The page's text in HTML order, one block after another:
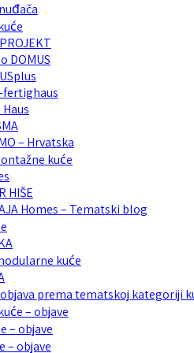
DOMUS
fertighaus
– Hrvatska
kuće
HIŠE
Homes – Tematski blog
kuće
prema tematskoj kategoriji
– objave
– objave
– objave